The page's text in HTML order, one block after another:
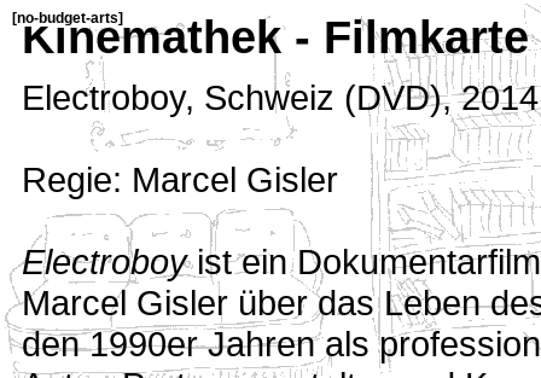
[no-budget-arts]
Kinemathek - Filmkarte
Electroboy, Schweiz (DVD),2014
Regie: Marcel Gisler
Electroboyist ein
Marcel Gisler über das Leben
den 1990er Jahren als